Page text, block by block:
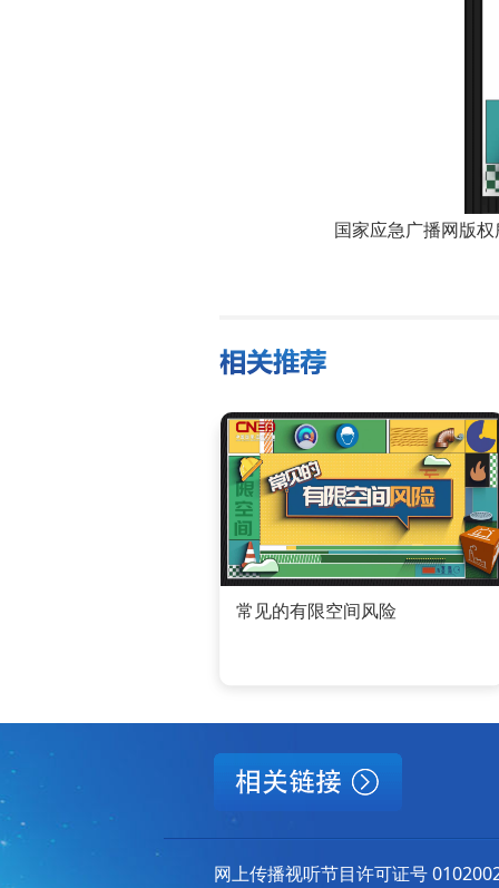
国家应急广播网版
常见的有限空间风险
网上传播视听节目许可证号